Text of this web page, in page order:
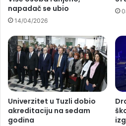
napadač se ubio
14/04/2026
Univerzitet u Tuzli dobio
akreditaciju na sedam
godina